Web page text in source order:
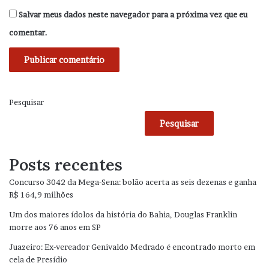
Salvar meus dados neste navegador para a próxima vez que eu
comentar.
Pesquisar
Pesquisar
Posts recentes
Concurso 3042 da Mega-Sena: bolão acerta as seis dezenas e ganha
R$ 164,9 milhões
Um dos maiores ídolos da história do Bahia, Douglas Franklin
morre aos 76 anos em SP
Juazeiro: Ex-vereador Genivaldo Medrado é encontrado morto em
cela de Presídio